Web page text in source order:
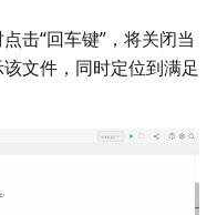
击“回车键”，将关闭当
文件，同时定位到满足